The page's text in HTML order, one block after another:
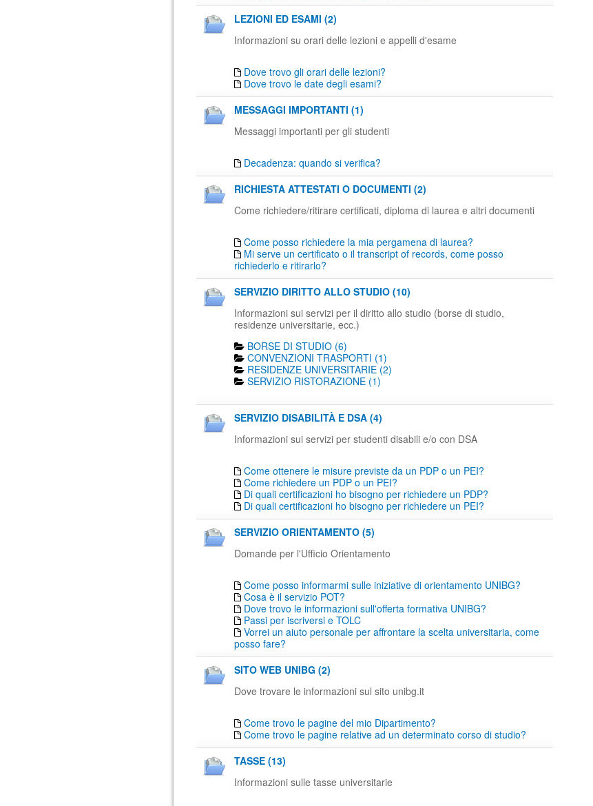
LEZIONI ED ESAMI (2)
Informazioni su orari delle lezioni e appelli d'esame
Dove trovo gli orari delle lezioni?
Dove trovo le date degli esami?
MESSAGGI IMPORTANTI (1)
Messaggi importanti per gli studenti
Decadenza: quando si verifica?
RICHIESTA ATTESTATI O DOCUMENTI (2)
Come richiedere/ritirare certificati, diploma di laurea e altri documenti
Come posso richiedere la mia pergamena di laurea?
Mi serve un certificato o il transcript of records, come posso
richiederlo e ritirarlo?
SERVIZIO DIRITTO ALLO STUDIO (10)
Informazioni sui servizi per il diritto allo studio (borse di studio,
residenze universitarie, ecc.)
BORSE DI STUDIO (6)
CONVENZIONI TRASPORTI (1)
RESIDENZE UNIVERSITARIE (2)
SERVIZIO RISTORAZIONE (1)
SERVIZIO DISABILITÀ E DSA (4)
Informazioni sui servizi per studenti disabili e/o con DSA
Come ottenere le misure previste da un PDP o un PEI?
Come richiedere un PDP o un PEI?
Di quali certificazioni ho bisogno per richiedere un PDP?
Di quali certificazioni ho bisogno per richiedere un PEI?
SERVIZIO ORIENTAMENTO (5)
Domande per l'Ufficio Orientamento
Come posso informarmi sulle iniziative di orientamento UNIBG?
Cosa è il servizio POT?
Dove trovo le informazioni sull'offerta formativa UNIBG?
Passi per iscriversi e TOLC
Vorrei un aiuto personale per affrontare la scelta universitaria, come
posso fare?
SITO WEB UNIBG (2)
Dove trovare le informazioni sul sito unibg.it
Come trovo le pagine del mio Dipartimento?
Come trovo le pagine relative ad un determinato corso di studio?
TASSE (13)
Informazioni sulle tasse universitarie